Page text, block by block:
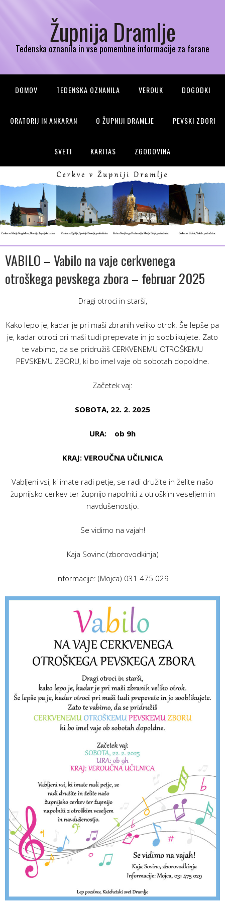
Župnija Dramlje
Tedenska oznanila in vse pomembne informacije za farane
DOMOV TEDENSKA OZNANILA VEROUK DOGODKI
ORATORIJ IN ANKARAN O ŽUPNIJI DRAMLJE PEVSKI ZBORI
SVETI KARITAS ZGODOVINA
VABILO – Vabilo na vaje cerkvenega
otroškega pevskega zbora – februar 2025
Dragi otroci in starši,
Kako lepo je, kadar je pri maši zbranih veliko otrok. Še lepše pa
je, kadar otroci pri maši tudi prepevate in jo sooblikujete. Zato
te vabimo, da se pridružiš CERKVENEMU OTROŠKEMU
PEVSKEMU ZBORU, ki bo imel vaje ob sobotah dopoldne.
Začetek vaj:
SOBOTA, 22. 2. 2025
URA: ob 9h
KRAJ: VEROUČNA UČILNICA
Vabljeni vsi, ki imate radi petje, se radi družite in želite našo
župnijsko cerkev ter župnijo napolniti z otroškim veseljem in
navdušenostjo.
Se vidimo na vajah!
Kaja Sovinc (zborovodkinja)
Informacije: (Mojca) 031 475 029